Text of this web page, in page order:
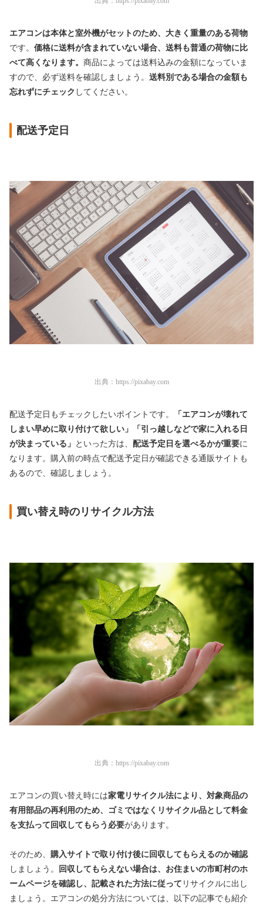
エアコンは本体と室外機がセットのため、大きく重量のある荷物
です。 価格に送料が含まれていない場合、送料も普通の荷物に比
べて高くなります。 商品によっては送料込みの金額になっていま
すので、必ず送料を確認しましょう。 送料別である場合の金額も
忘れずにチェック してください。
配送予定日
出典： https://pixabay.com
配送予定日もチェックしたいポイントです。
「エアコンが壊れて
しまい早めに取り付けて欲しい」
「引っ越しなどで家に入れる日
が決まっている」 といった方は、 配送予定日を選べるかが重要に
なります。購入前の時点で配送予定日が確認できる通販サイトも
あるので、確認しましょう。
買い替え時のリサイクル方法
出典： https://pixabay.com
エアコンの買い替え時には家電リサイクル法により、対象商品の
有用部品の再利用のため、ゴミではなくリサイクル品として料金
を支払って回収してもらう必要があります。
そのため、 購入サイトで取り付け後に回収してもらえるのか確認
しましょう。
回収してもらえない場合は、お住まいの市町村のホ
ームページを確認し、記載された方法に従って リサイクルに出し
ましょう。エアコンの処分方法については、以下の記事でも紹介